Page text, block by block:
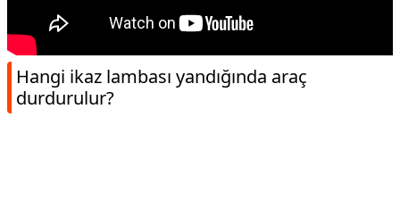
Hangi ikaz lambası yandığında araç
durdurulur?